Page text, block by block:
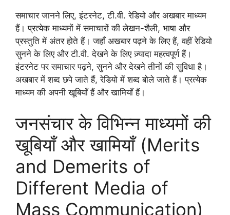
समाचार जानने लिए, इंटरनेट, टी.वी. रेडियो और अखबार माध्यम
हैं। प्रत्येक माध्यमों में समाचारों की लेखन-शैली, भाषा और
प्रस्तुति में अंतर होते हैं। जहाँ अखबार पढ़ने के लिए हैं, वहीं रेडियो
सुनने के लिए और टी.वी. देखने के लिए ज़्यादा महत्वपूर्ण हैं।
इंटरनेट पर समाचार पढ़ने, सुनने और देखने तीनों की सुविधा है।
अखबार में शब्द छपे जाते हैं, रेडियो में शब्द बोले जाते हैं। प्रत्येक
माध्यम की अपनी खूबियाँ हैं और खामियाँ हैं।
जनसंचार के विभिन्न माध्यमों की
खूबियाँ और खामियाँ (Merits
and Demerits of
Different Media of
Mass Communication)